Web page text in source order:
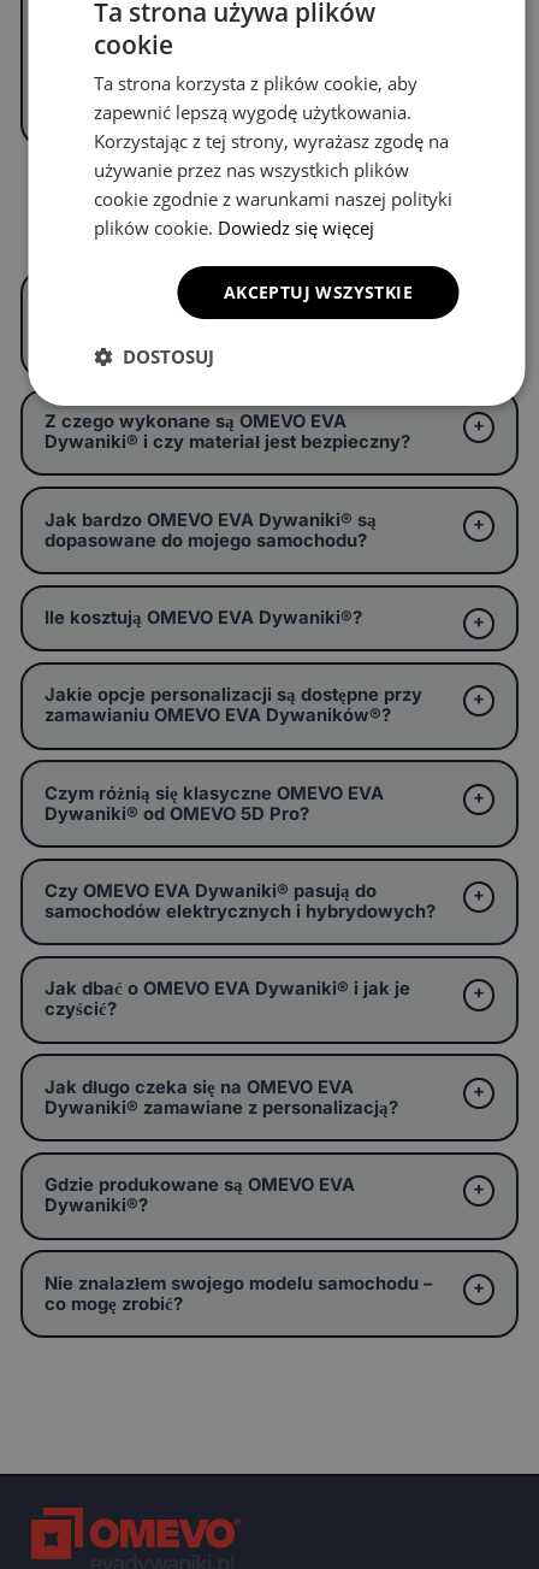
WYPEŁNIJ FORMULARZ
Częste pytania
Czym są OMEVO EVA Dywaniki® i czym
różnią się od zwykłych dywaników
samochodowych?
Z czego wykonane są OMEVO EVA
Dywaniki® i czy materiał jest bezpieczny?
Jak bardzo OMEVO EVA Dywaniki® są
dopasowane do mojego samochodu?
Ile kosztują OMEVO EVA Dywaniki®?
Jakie opcje personalizacji są dostępne przy
zamawianiu OMEVO EVA Dywaników®?
Czym różnią się klasyczne OMEVO EVA
Dywaniki® od OMEVO 5D Pro?
Czy OMEVO EVA Dywaniki® pasują do
samochodów elektrycznych i hybrydowych?
Jak dbać o OMEVO EVA Dywaniki® i jak je
czyścić?
Jak długo czeka się na OMEVO EVA
Dywaniki® zamawiane z personalizacją?
Gdzie produkowane są OMEVO EVA
Dywaniki®?
Nie znalazłem swojego modelu samochodu –
co mogę zrobić?
Ta strona używa plików
cookie
Ta strona korzysta z plików cookie, aby
zapewnić lepszą wygodę użytkowania.
Korzystając z tej strony, wyrażasz zgodę na
używanie przez nas wszystkich plików
cookie zgodnie z warunkami naszej polityki
plików cookie. Dowiedz się więcej
AKCEPTUJ WSZYSTKIE
DOSTOSUJ